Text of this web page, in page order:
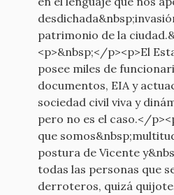
patrimonio de la
<p>&nbsp;</p><p>El
posee miles de
documentos, EIA y
sociedad civil viva y
pero no es el caso.</
que
postura de Vicente
todas las personas que
derroteros, quizá